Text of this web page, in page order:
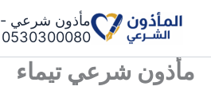
مأذون شرعي -
0530300080
مأذون شرعي تيماء